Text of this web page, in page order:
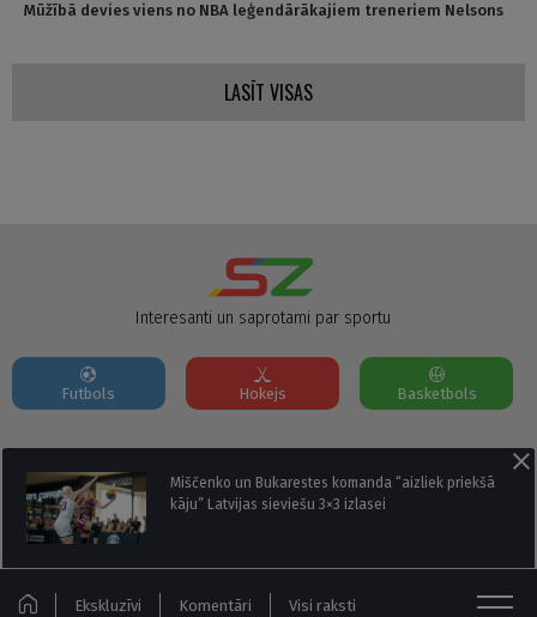
Mūžībā devies viens no NBA leģendārākajiem treneriem Nelsons
LASĪT VISAS
Miščenko un Bukarestes komanda “aizliek priekšā
kāju” Latvijas sieviešu 3×3 izlasei
Ekskluzīvi Komentāri Visi raksti
Interesanti un saprotami par sportu
Futbols Hokejs Basketbols
Par mums Reklāmas Parametri Kontakti
Seko mums:
© Sportazinas.com - Visas tiesības rezervētas.